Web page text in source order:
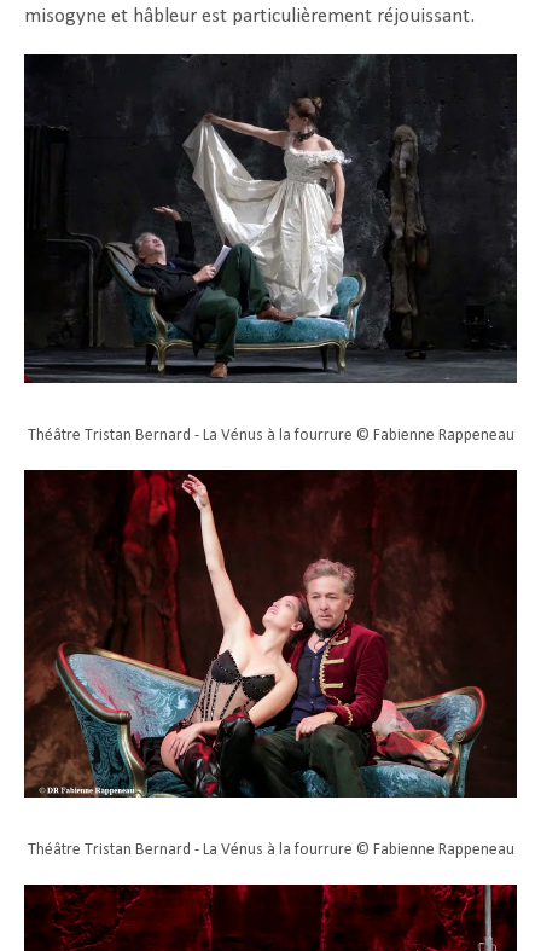
misogyne et hâbleur est particulièrement réjouissant.
Théâtre Tristan Bernard - La Vénus à la fourrure © Fabienne Rappeneau
Théâtre Tristan Bernard - La Vénus à la fourrure © Fabienne Rappeneau